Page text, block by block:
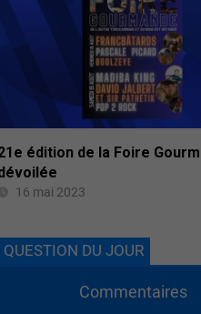
édition de la Foire
16 mai 2023
QUESTION DU JOUR
Commentaires